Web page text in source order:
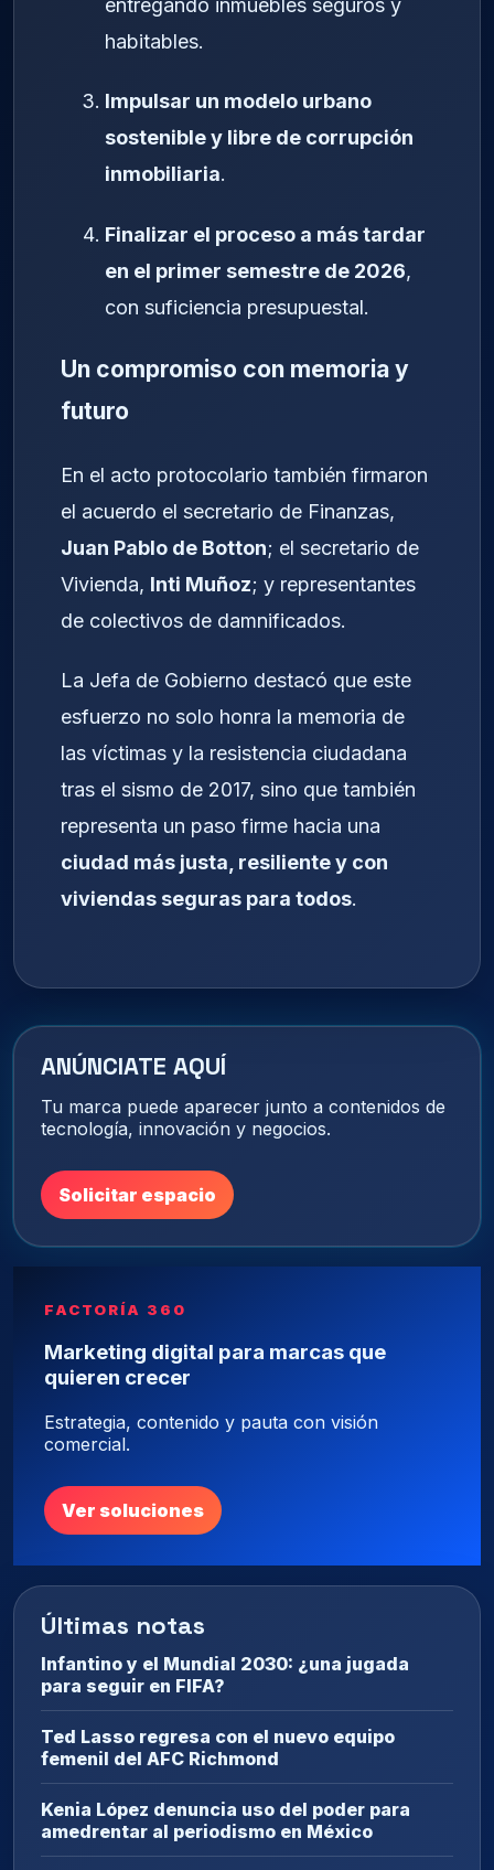
habitables.
Impulsar un modelo urbano
sostenible y libre de corrupción
inmobiliaria.
Finalizar el proceso a más tardar
en el primer semestre de 2026,
con suficiencia presupuestal.
Un compromiso con memoria y
futuro
En el acto protocolario también firmaron
el acuerdo el secretario de Finanzas,
Juan Pablo de Botton; el secretario de
Vivienda, Inti Muñoz; y representantes
de colectivos de damnificados.
La Jefa de Gobierno destacó que este
esfuerzo no solo honra la memoria de
las víctimas y la resistencia ciudadana
tras el sismo de 2017, sino que también
representa un paso firme hacia una
ciudad más justa, resiliente y con
viviendas seguras para todos.
ANÚNCIATE AQUÍ
Tu marca puede aparecer junto a contenidos de
tecnología, innovación y negocios.
Solicitar espacio
FACTORÍA 360
Marketing digital para marcas que
quieren crecer
Estrategia, contenido y pauta con visión
comercial.
Ver soluciones
Últimas notas
Infantino y el Mundial 2030: ¿una jugada
para seguir en FIFA?
Ted Lasso regresa con el nuevo equipo
femenil del AFC Richmond
Kenia López denuncia uso del poder para
amedrentar al periodismo en México